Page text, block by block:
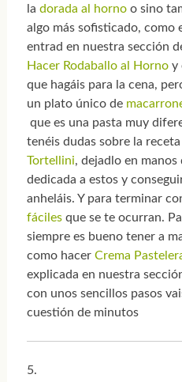
la dorada al hornoo sino
algo más sofisticado, como
entrad en nuestra sección
Hacer Rodaballo al Hornoy
que hagáis para la cena,
un plato único de
que es una pasta muy
tenéis dudas sobre la
Tortellini, dejadlo en
dedicada a estos y
anheláis. Y para terminar
fácilesque se te ocurran.
siempre es bueno tener a
como hacer Crema
explicada en nuestra
con unos sencillos pasos
cuestión de minutos